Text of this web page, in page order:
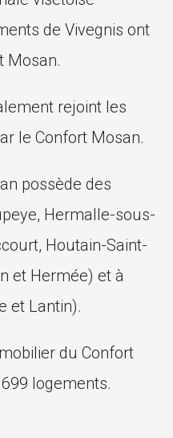
de Vivegnis ont
Mosan.
rejoint les
le Confort Mosan.
possède des
Hermalle-sous-
Houtain-Saint-
et Hermée) et à
et Lantin).
du Confort
logements.